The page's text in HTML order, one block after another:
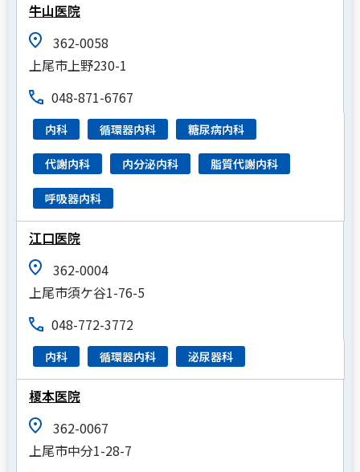
牛山医院
362-0058
上尾市上野230-1
048-871-6767
内科 循環器内科 糖尿病内科
代謝内科 内分泌内科 脂質代謝内科
呼吸器内科
江口医院
362-0004
上尾市須ケ谷1-76-5
048-772-3772
内科 循環器内科 泌尿器科
榎本医院
362-0067
上尾市中分1-28-7